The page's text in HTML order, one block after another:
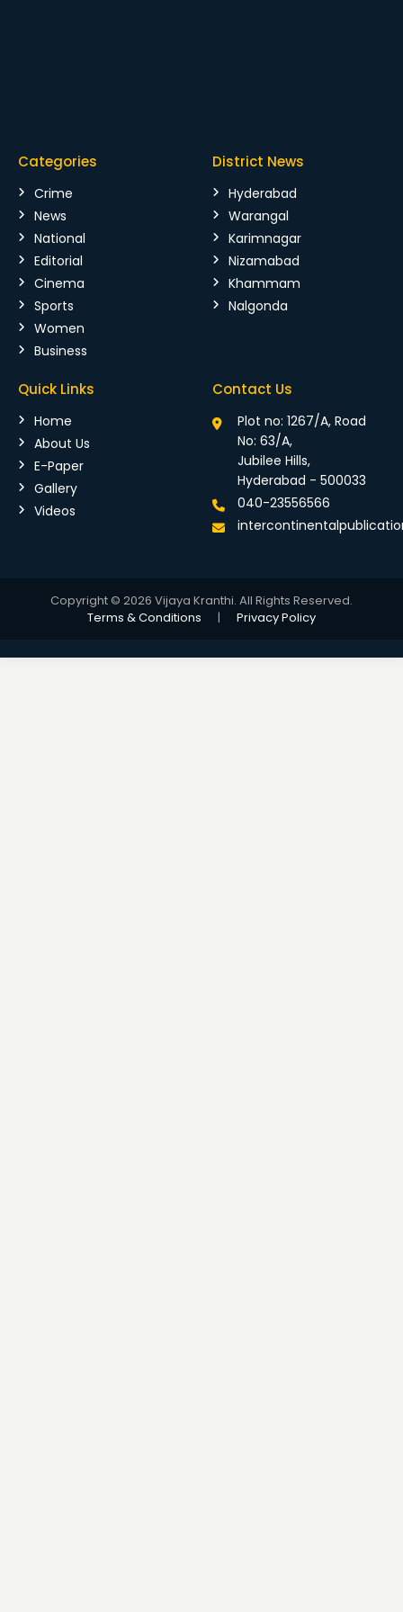
Categories
Crime
News
National
Editorial
Cinema
Sports
Women
Business
District News
Hyderabad
Warangal
Karimnagar
Nizamabad
Khammam
Nalgonda
Quick Links
Home
About Us
E-Paper
Gallery
Videos
Contact Us
Plot no: 1267/A, Road
No: 63/A,
Jubilee Hills,
Hyderabad - 500033
040-23556566
Copyright © 2026 Vijaya Kranthi. All Rights Reserved.
Terms & Conditions
| Privacy Policy